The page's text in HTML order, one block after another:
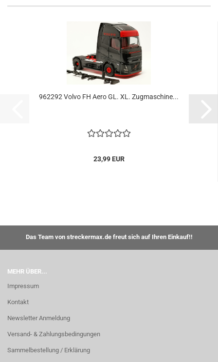
962292 Volvo FH Aero GL. XL. Zugmaschine...
23,99 EUR
Das Team von streckermax.de freut sich auf Ihren Einkauf!!
MEHR ÜBER...
Impressum
Kontakt
Newsletter Anmeldung
Versand- & Zahlungsbedingungen
Sammelbestellung / Erklärung